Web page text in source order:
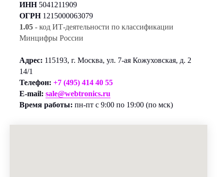
ИНН 5041211909
ОГРН 1215000063079
1.05 - код ИТ-деятельности по классификации
Минцифры России
Адрес: 115193, г. Москва, ул. 7-ая Кожуховская, д. 2
14/1
Телефон: +7 (495) 414 40 55
E-mail: sale@webtronics.ru
Время работы: пн-пт с 9:00 по 19:00 (по мск)